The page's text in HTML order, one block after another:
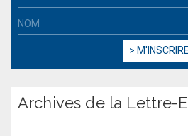
Archives de la Lettre-E